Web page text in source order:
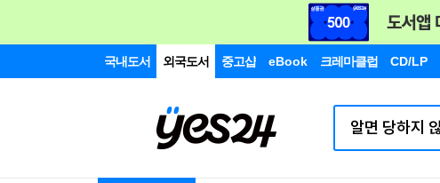
국내도서 외국도서 중고샵 eBook 크레마클럽 CD/LP